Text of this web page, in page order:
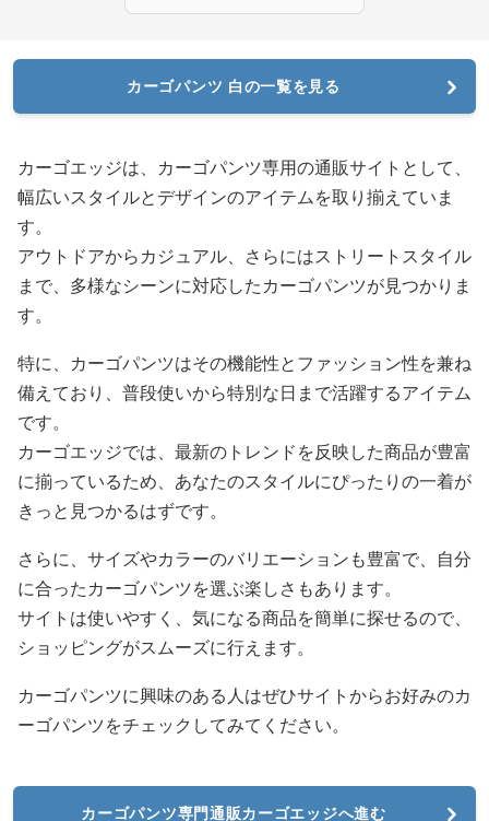
カーゴパンツ 白の一覧を見る
カーゴエッジは、カーゴパンツ専用の通販サイトとして、
幅広いスタイルとデザインのアイテムを取り揃えていま
す。
アウトドアからカジュアル、さらにはストリートスタイル
まで、多様なシーンに対応したカーゴパンツが見つかりま
す。
特に、カーゴパンツはその機能性とファッション性を兼ね
備えており、普段使いから特別な日まで活躍するアイテム
です。
カーゴエッジでは、最新のトレンドを反映した商品が豊富
に揃っているため、あなたのスタイルにぴったりの一着が
きっと見つかるはずです。
さらに、サイズやカラーのバリエーションも豊富で、自分
に合ったカーゴパンツを選ぶ楽しさもあります。
サイトは使いやすく、気になる商品を簡単に探せるので、
ショッピングがスムーズに行えます。
カーゴパンツに興味のある人はぜひサイトからお好みのカ
ーゴパンツをチェックしてみてください。
カーゴパンツ専門通販カーゴエッジへ進む